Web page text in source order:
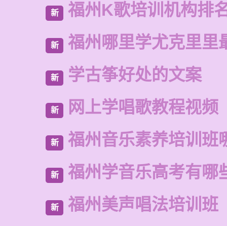
新 福州K歌培训机构排
新 福州哪里学尤克里里
新 学古筝好处的文案
新 网上学唱歌教程视频
新 福州音乐素养培训班
新 福州学音乐高考有哪
新 福州美声唱法培训班